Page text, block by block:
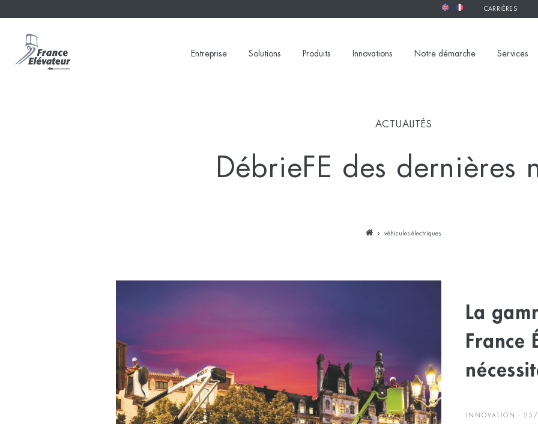
CARRIÈRES
Entreprise Solutions Produits Innovations Notre démarche Services
ACTUALITÉS
DébrieFE des dernières
véhicules électriques
La
France
INNOVATION -